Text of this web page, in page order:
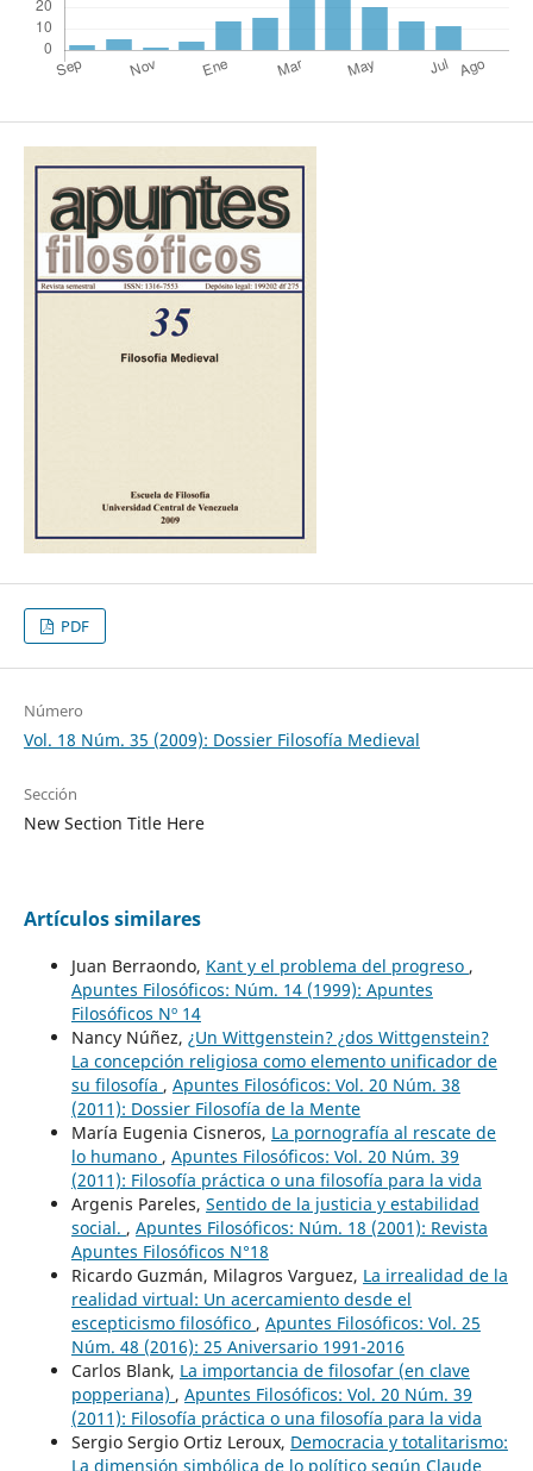
PDF
Número
Vol. 18 Núm. 35 (2009): Dossier Filosofía Medieval
Sección
New Section Title Here
Artículos similares
Juan Berraondo, Kant y el problema del progreso ,
Apuntes Filosóficos: Núm. 14 (1999): Apuntes
Filosóficos Nº 14
Nancy Núñez, ¿Un Wittgenstein? ¿dos Wittgenstein?
La concepción religiosa como elemento unificador de
su filosofía , Apuntes Filosóficos: Vol. 20 Núm. 38
(2011): Dossier Filosofía de la Mente
María Eugenia Cisneros, La pornografía al rescate de
lo humano , Apuntes Filosóficos: Vol. 20 Núm. 39
(2011): Filosofía práctica o una filosofía para la vida
Argenis Pareles, Sentido de la justicia y estabilidad
social. , Apuntes Filosóficos: Núm. 18 (2001): Revista
Apuntes Filosóficos N°18
Ricardo Guzmán, Milagros Varguez, La irrealidad de la
realidad virtual: Un acercamiento desde el
escepticismo filosófico , Apuntes Filosóficos: Vol. 25
Núm. 48 (2016): 25 Aniversario 1991-2016
Carlos Blank, La importancia de filosofar (en clave
popperiana) , Apuntes Filosóficos: Vol. 20 Núm. 39
(2011): Filosofía práctica o una filosofía para la vida
Sergio Sergio Ortiz Leroux, Democracia y totalitarismo:
La dimensión simbólica de lo político según Claude